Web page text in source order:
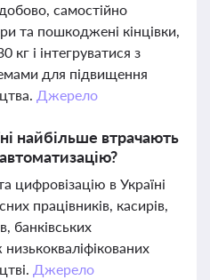
самостійно
та пошкоджені кінцівки,
кг і інтегруватися з
для підвищення
Джерело
найбільше втрачають
цифровізацію в Україні
працівників, касирів,
банківських
Джерело